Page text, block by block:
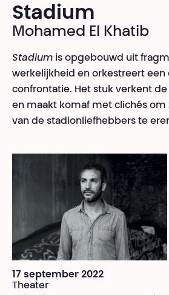
Stadium
Mohamed El Khatib
Stadium is opgebouwd uit
werkelijkheid en orkestreert een
confrontatie. Het stuk verkent
en maakt komaf met clichés om
van de stadionliefhebbers te
17 september 2022
Theater